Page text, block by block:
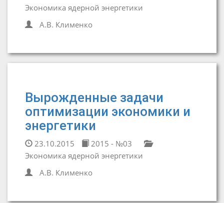
Экономика ядерной энергетики
А.В. Клименко
Вырожденные задачи
оптимизации экономики и
энергетики
23.10.2015
2015 - №03
Экономика ядерной энергетики
А.В. Клименко